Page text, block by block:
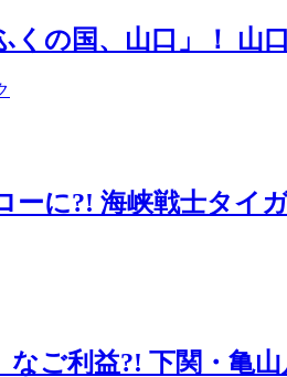
の国、山口」！ 山
ーに?! 海峡戦士タイ
なご利益?! 下関・亀